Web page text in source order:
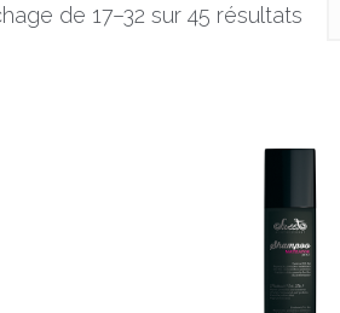
de 17–32 sur 45 résultats